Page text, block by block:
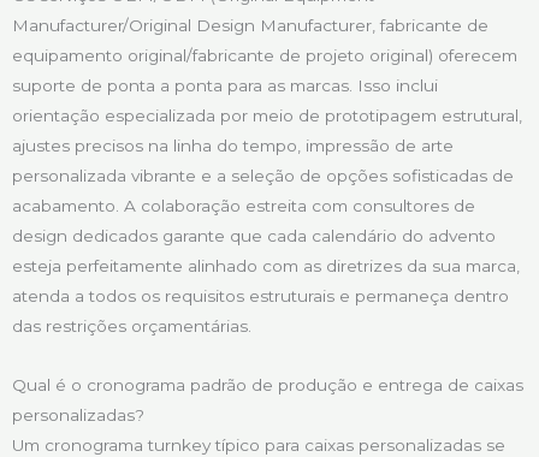
Manufacturer/Original Design Manufacturer, fabricante de
equipamento original/fabricante de projeto original) oferecem
suporte de ponta a ponta para as marcas. Isso inclui
orientação especializada por meio de prototipagem estrutural,
ajustes precisos na linha do tempo, impressão de arte
personalizada vibrante e a seleção de opções sofisticadas de
acabamento. A colaboração estreita com consultores de
design dedicados garante que cada calendário do advento
esteja perfeitamente alinhado com as diretrizes da sua marca,
atenda a todos os requisitos estruturais e permaneça dentro
das restrições orçamentárias.
Qual é o cronograma padrão de produção e entrega de caixas
personalizadas?
Um cronograma turnkey típico para caixas personalizadas se